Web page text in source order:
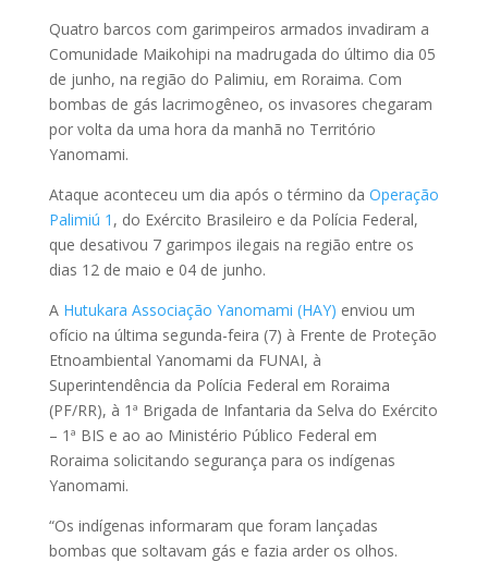
Quatro barcos com garimpeiros armados invadiram a
Comunidade Maikohipi na madrugada do último dia 05
de junho, na região do Palimiu, em Roraima. Com
bombas de gás lacrimogêneo, os invasores chegaram
por volta da uma hora da manhã no Território
Yanomami.
Ataque aconteceu um dia após o término da Operação
Palimiú 1 , do Exército Brasileiro e da Polícia Federal,
que desativou 7 garimpos ilegais na região entre os
dias 12 de maio e 04 de junho.
A Hutukara Associação Yanomami (HAY) enviou um
ofício na última segunda-feira (7) à Frente de Proteção
Etnoambiental Yanomami da FUNAI, à
Superintendência da Polícia Federal em Roraima
(PF/RR), à 1ª Brigada de Infantaria da Selva do Exército
– 1ª BIS e ao ao Ministério Público Federal em
Roraima solicitando segurança para os indígenas
Yanomami.
“Os indígenas informaram que foram lançadas
bombas que soltavam gás e fazia arder os olhos.